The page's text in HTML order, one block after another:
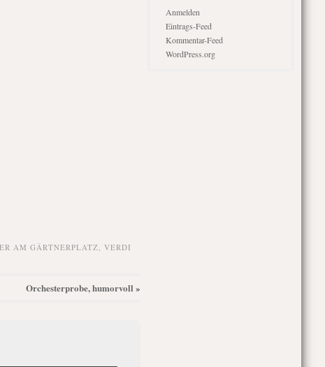
AM GÄRTNERPLATZ, VERDI
Orchesterprobe, humorvoll »
Anmelden
Eintrags-Feed
Kommentar-Feed
WordPress.org